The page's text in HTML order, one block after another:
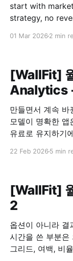
start with
strategy, no
01 Mar 2026 2 min
[WallFit]
Analytics
만들면서 계속 바뀐 판단들 WallFit
모델이 명확한 앱은 아니었다.
유료로 유지하기
22 Feb 2026 5 min
[WallFit]
2
옵션이 아니라 결과를 만드
시간을 쓴 부분은
그리드, 여백, 비